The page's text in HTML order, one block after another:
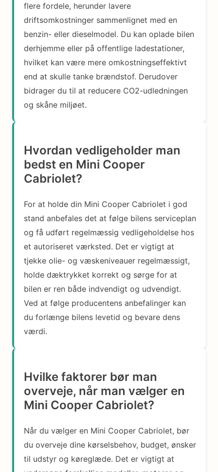
flere fordele, herunder lavere
driftsomkostninger sammenlignet med en
benzin- eller dieselmodel. Du kan oplade bilen
derhjemme eller på offentlige ladestationer,
hvilket kan være mere omkostningseffektivt
end at skulle tanke brændstof. Derudover
bidrager du til at reducere CO2-udledningen
og skåne miljøet.
Hvordan vedligeholder man
bedst en Mini Cooper
Cabriolet?
For at holde din Mini Cooper Cabriolet i god
stand anbefales det at følge bilens serviceplan
og få udført regelmæssig vedligeholdelse hos
et autoriseret værksted. Det er vigtigt at
tjekke olie- og væskeniveauer regelmæssigt,
holde dæktrykket korrekt og sørge for at
bilen er ren både indvendigt og udvendigt.
Ved at følge producentens anbefalinger kan
du forlænge bilens levetid og bevare dens
værdi.
Hvilke faktorer bør man
overveje, når man vælger en
Mini Cooper Cabriolet?
Når du vælger en Mini Cooper Cabriolet, bør
du overveje dine kørselsbehov, budget, ønsker
til udstyr og køreglæde. Det er vigtigt at